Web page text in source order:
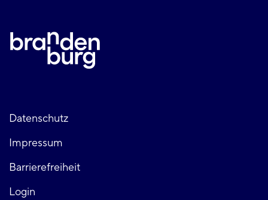
Fußzeile
links
Datenschutz
Impressum
Barrierefreiheit
Login